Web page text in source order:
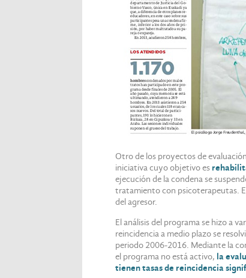
Otro de los proyectos de
iniciativa cuyo objetivo es
ejecución de la condena se
tratamiento con psicoterapeutas.
del agresor.
El análisis del programa se hizo a
reincidencia a medio plazo se
periodo 2006-2016. Mediante la
el programa no está activo, la
tienen tasas de reincidencia